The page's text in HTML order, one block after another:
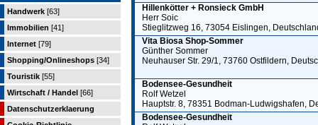
Handwerk [63]
Immobilien [41]
Internet [79]
Shopping/Onlineshops [34]
Touristik [55]
Wirtschaft / Handel [66]
Datenschutzerklaerung
Hillenkötter + Ronsieck GmbH
Herr Soic
Stieglitzweg 16, 73054 Eislingen,
Vita Biosa Shop-Sommer
Günther Sommer
Neuhauser Str. 29/1, 73760 Ostfildern,
Bodensee-Gesundheit
Rolf Wetzel
Hauptstr. 8, 78351 Bodman-Ludwigshafen,
Bodensee-Gesundheit